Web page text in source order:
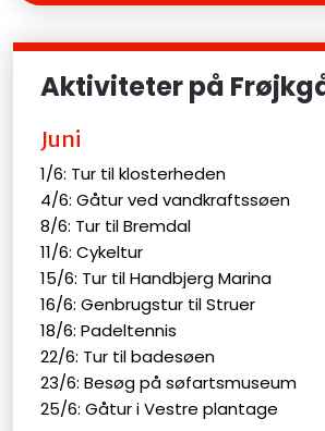
Aktiviteter på
Juni
1/6: Tur til klosterheden
4/6: Gåtur ved vandkraftssøen
8/6: Tur til Bremdal
11/6: Cykeltur
15/6: Tur til Handbjerg Marina
16/6: Genbrugstur til Struer
18/6: Padeltennis
22/6: Tur til badesøen
23/6: Besøg på søfartsmuseum
25/6: Gåtur i Vestre plantage